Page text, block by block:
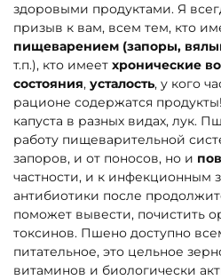
здоровыми продуктами. Я
призыв к вам, всем тем, кто
пищеварением (запоры,
т.п.), кто имеет хронические
состояния, усталость, у кого
рационе содержатся
капуста в разных видах, лук.
работу пищеварительной
запоров, и от поносов, но и
частности, и к инфекционным
антибиотики после
поможет вывести, почистить
токсинов. Пшено доступно
питательное, это цельное
витаминов и биологически